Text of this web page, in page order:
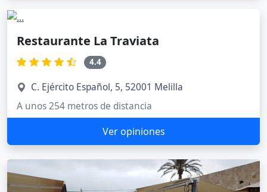
Restaurante La Traviata
4.4
C. Ejército Español, 5, 52001 Melilla
A unos 254 metros de distancia
Ver opiniones